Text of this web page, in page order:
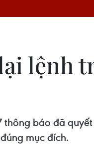
lệnh
thông báo đã
mục đích.